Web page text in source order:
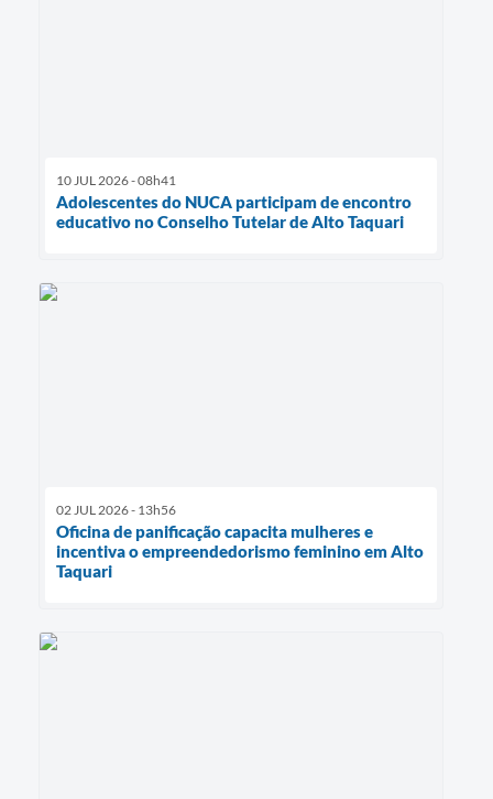
10 JUL 2026 - 08h41
Adolescentes do NUCA participam de encontro
educativo no Conselho Tutelar de Alto Taquari
02 JUL 2026 - 13h56
Oficina de panificação capacita mulheres e
incentiva o empreendedorismo feminino em Alto
Taquari